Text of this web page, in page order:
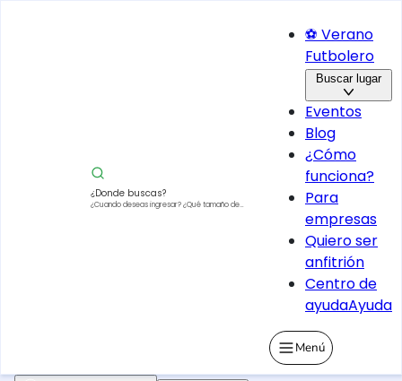
¿Donde buscas?
¿Cuando deseas ingresar?¿Qué tamaño de
⚽ Verano
Futbolero
Buscar lugar
Eventos
Blog
¿Cómo
funciona?
Para
empresas
Quiero ser
anfitrión
Centro de
ayudaAyuda
Menú